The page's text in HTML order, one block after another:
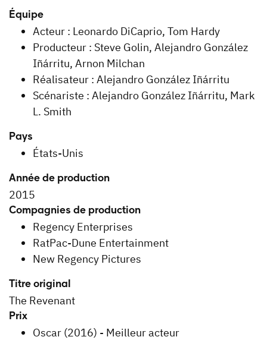
Équipe
Acteur : Leonardo DiCaprio, Tom Hardy
Producteur : Steve Golin, Alejandro González
Iñárritu, Arnon Milchan
Réalisateur : Alejandro González Iñárritu
Scénariste : Alejandro González Iñárritu, Mark
L. Smith
Pays
États-Unis
Année de production
2015
Compagnies de production
Regency Enterprises
RatPac-Dune Entertainment
New Regency Pictures
Titre original
The Revenant
Prix
Oscar (2016) - Meilleur acteur